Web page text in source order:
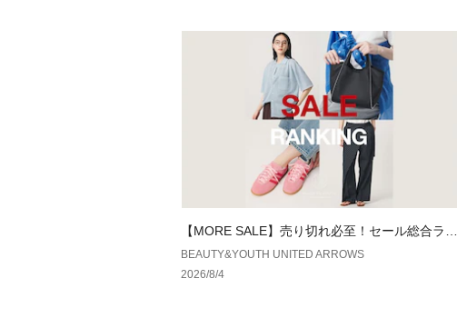
【MORE SALE】売り切れ必至！セール総合ラン
キング
BEAUTY&YOUTH UNITED ARROWS
2026/8/4